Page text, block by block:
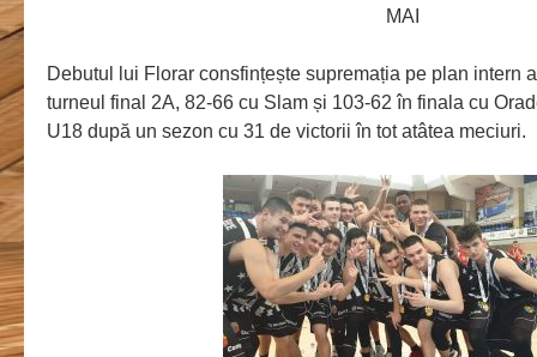
MAI
Debutul lui Florar consfințește supremația pe plan intern
turneul final 2A, 82-66 cu Slam și 103-62 în finala cu
U18 după un sezon cu 31 de victorii în tot atâtea meciuri.